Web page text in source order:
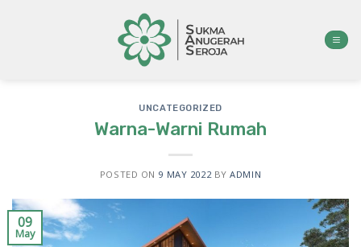
UNCATEGORIZED
Warna-Warni Rumah
POSTED ON 9 MAY 2022 BYADMIN
09
May